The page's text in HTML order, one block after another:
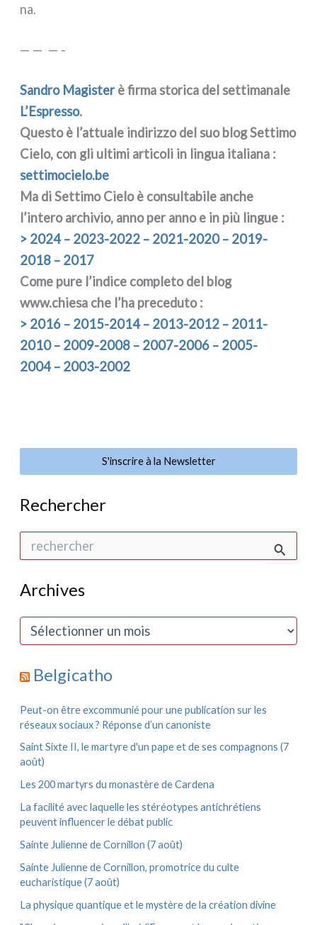
na.
— — — -
Sandro Magisterè fir­ma sto­ri­ca del set­ti­ma­na­le
L’Espresso.
Questo è l’attuale indi­riz­zo del suo blog Settimo
Cielo, con gli ulti­mi arti­co­li in lin­gua ita­lia­na :
set​ti​mo​cie​lo​.be
Ma di Settimo Cielo è con­sul­ta­bi­le anche
l’intero archi­vio, anno per anno e in più lin­gue :
> 2024 – 2023-2022 – 2021-2020 – 2019-
2018 – 2017
Come pure l’indice com­ple­to del blog
www.chiesa che l’ha pre­ce­du­to :
> 2016 – 2015-2014 – 2013-2012 – 2011-
2010 – 2009-2008 – 2007-2006 – 2005-
2004 – 2003-2002
S'inscrire à la Newsletter
Rechercher
e
c
Archives
A
i
e
s
Belgicatho
Peut-on être excommunié pour une publication sur les
réseaux sociaux ? Réponse d’un canoniste
Saint Sixte II, le martyre d'un pape et de ses compagnons (7
août)
Les 200 martyrs du monastère de Cardena
La facilité avec laquelle les stéréotypes antichrétiens
peuvent influencer le débat public
Sainte Julienne de Cornillon (7 août)
Sainte Julienne de Cornillon, promotrice du culte
eucharistique (7 août)
La physique quantique et le mystère de la création divine